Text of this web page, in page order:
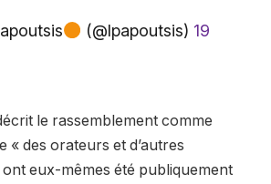
(@lpapoutsis) 19
le rassemblement comme
« des orateurs et d’autres
eux-mêmes été publiquement